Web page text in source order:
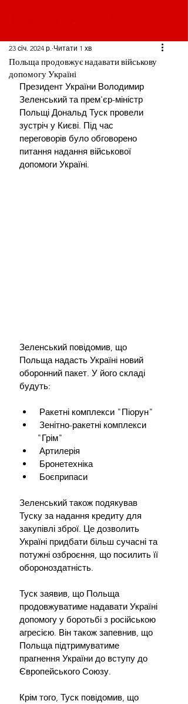
Польща продовжує надавати військову
допомогу Україні
23 січ. 2024 р. Читати 1 хв
Президент України Володимир
Зеленський та прем'єр-міністр
Польщі Дональд Туск провели
зустріч у Києві. Під час
переговорів було обговорено
питання надання військової
допомоги Україні.
Зеленський повідомив, що
Польща надасть Україні новий
оборонний пакет. У його складі
будуть:
Ракетні комплекси "Піорун"
"Грім"
Артилерія
Бронетехніка
Боєприпаси
Зеленський також подякував
Туску за надання кредиту для
закупівлі зброї. Це дозволить
Україні придбати більш сучасні та
потужні озброєння, що посилить її
обороноздатність.
Туск заявив, що Польща
продовжуватиме надавати Україні
допомогу у боротьбі з російською
агресією. Він також запевнив, що
Польща підтримуватиме
прагнення України до вступу до
Європейського Союзу.
Крім того, Туск повідомив, що